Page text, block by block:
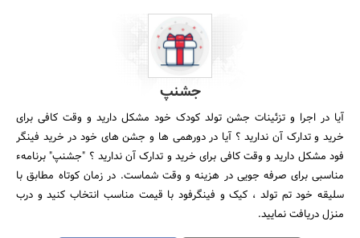
جشنپ
آیا در اجرا و تزئینات جشن تولد کودک خود مشکل دارید و وقت کافی برای
خرید و تدارک آن ندارید ؟ آیا در دورهمی ها و جشن های خود در خرید فینگر
فود مشکل دارید و وقت کافی برای خرید و تدارک آن ندارید ؟ "جشنپ" برنامهء
مناسبی برای صرفه جویی در هزینه و وقت شماست. در زمان کوتاه مطابق با
سلیقه خود تم تولد ، کیک و فینگرفود با قیمت مناسب انتخاب کنید و درب
منزل دریافت نمایید.